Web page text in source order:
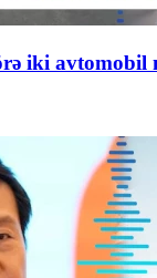
iki avtomobil